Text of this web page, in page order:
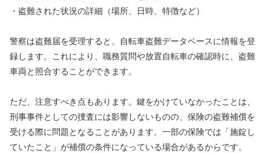
・盗難された状況の詳細（場所、日時、特徴など）
警察は盗難届を受理すると、自転車盗難データベースに情報を登
録します。これにより、職務質問や放置自転車の確認時に、盗難
車両と照合することができます。
ただ、注意すべき点もあります。鍵をかけていなかったことは、
刑事事件としての捜査には影響しないものの、保険の盗難補償を
受ける際に問題となることがあります。一部の保険では「施錠し
ていたこと」が補償の条件になっている場合があるからです。